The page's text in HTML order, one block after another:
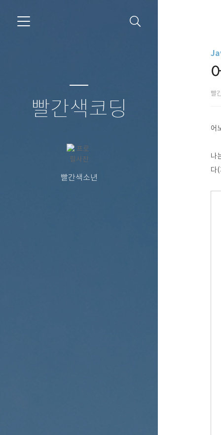
빨간색코딩
빨간색소년
빨
어
나
다